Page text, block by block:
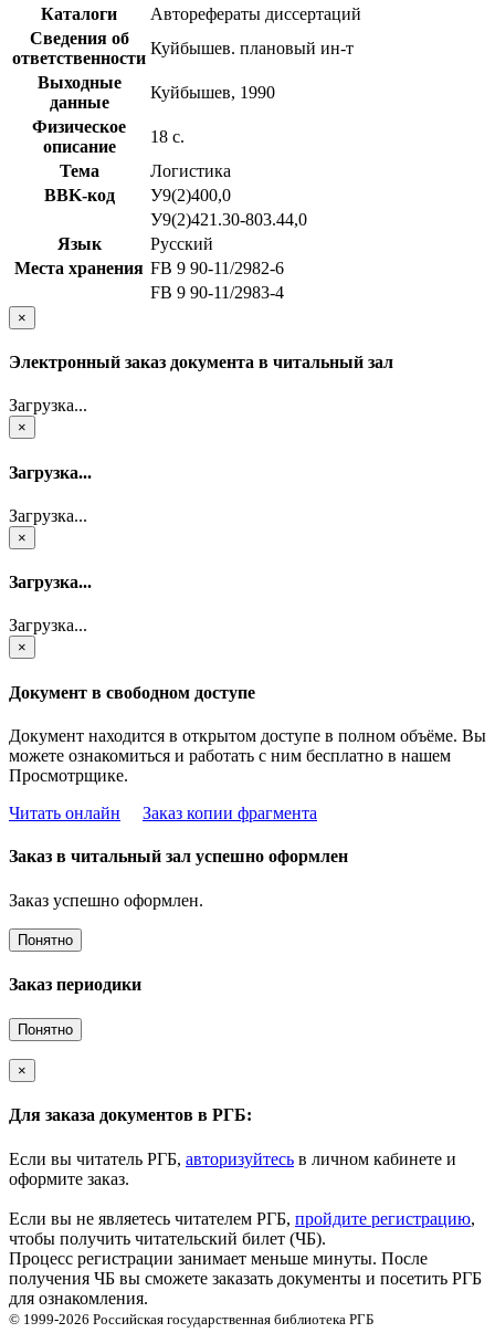
Каталоги
Авторефераты диссертаций
Сведения об
ответственности
Куйбышев. плановый ин-т
Выходные
данные
Куйбышев, 1990
Физическое
описание
18 с.
Тема
Логистика
BBK-код
У9(2)400,0
У9(2)421.30-803.44,0
Язык
Русский
Места хранения FB 9 90-11/2982-6
FB 9 90-11/2983-4
×
Электронный заказ документа в читальный зал
Загрузка...
×
Загрузка...
Загрузка...
×
Загрузка...
Загрузка...
×
Документ в свободном доступе
Документ находится в открытом доступе в полном объёме. Вы
можете ознакомиться и работать с ним бесплатно в нашем
Просмотрщике.
Читать онлайн
Заказ копии фрагмента
Заказ в читальный зал успешно оформлен
Заказ успешно оформлен.
Понятно
Заказ периодики
Понятно
×
Для заказа документов в РГБ:
Если вы читатель РГБ, авторизуйтесь в личном кабинете и
оформите заказ.
Если вы не являетесь читателем РГБ, пройдите регистрацию,
чтобы получить читательский билет (ЧБ).
Процесс регистрации занимает меньше минуты. После
получения ЧБ вы сможете заказать документы и посетить РГБ
для ознакомления.
© 1999-2026 Российская государственная библиотека РГБ